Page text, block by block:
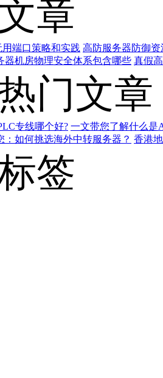
章
端口策略和实践 高防服务器防御
器机房物理安全体系包含哪些 真假
门文章
专线哪个好? 一文带您了解什么是
：如何挑选海外中转服务器？ 香港
签